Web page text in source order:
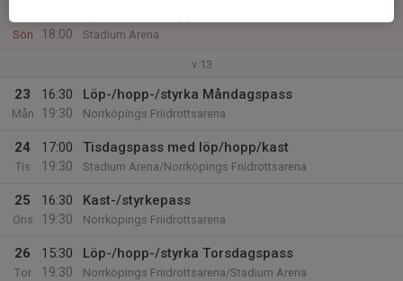
Sön
18:00
Stadium Arena
v.13
23
Mån
16:30
19:30
Löp-/hopp-/styrka Måndagspass
Norrköpings Friidrottsarena
24
Tis
17:00
19:30
Tisdagspass med löp/hopp/kast
Stadium Arena/Norrköpings Friidrottsarena
25
Ons
16:30
19:30
Kast-/styrkepass
Norrköpings Friidrottsarena
26
Tor
15:30
19:30
Löp-/hopp-/styrka Torsdagspass
Norrköpings Friidrottsarena/Stadium Arena